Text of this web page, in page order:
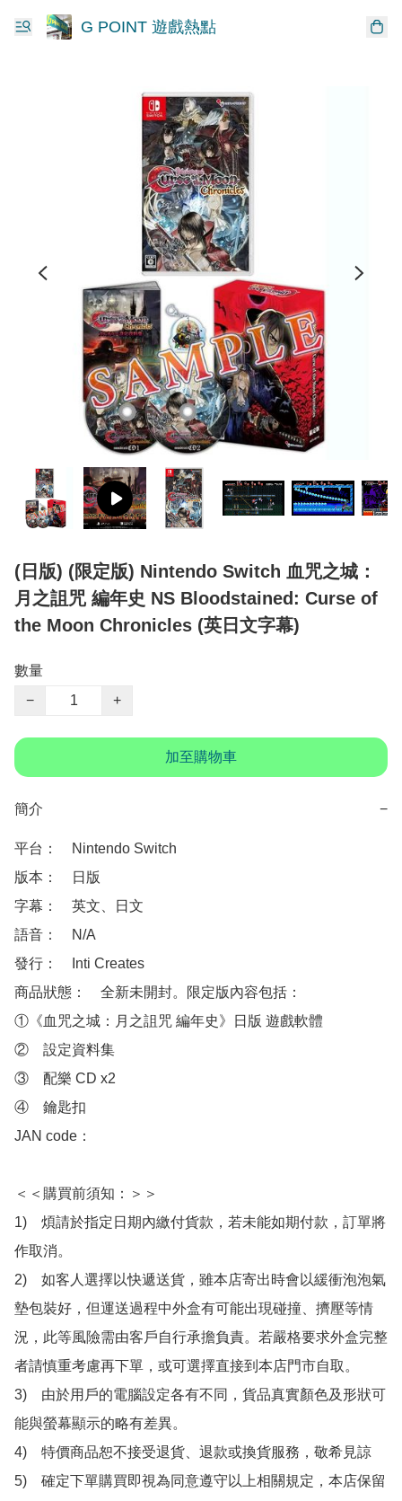
G POINT 遊戲熱點
(日版) (限定版) Nintendo Switch 血咒之城：
月之詛咒 編年史 NS Bloodstained: Curse of
the Moon Chronicles (英日文字幕)
數量
−
+
加至購物車
簡介 −
平台：　Nintendo Switch
版本：　日版
字幕：　英文、日文
語音：　N/A
發行：　Inti Creates
商品狀態：　全新未開封。限定版內容包括：
①《血咒之城：月之詛咒 編年史》日版 遊戲軟體
②　設定資料集
③　配樂 CD x2
④　鑰匙扣
JAN code：
＜＜購買前須知：＞＞
1)　煩請於指定日期內繳付貨款，若未能如期付款，訂單將
作取消。
2)　如客人選擇以快遞送貨，雖本店寄出時會以緩衝泡泡氣
墊包裝好，但運送過程中外盒有可能出現碰撞、擠壓等情
況，此等風險需由客戶自行承擔負責。若嚴格要求外盒完整
者請慎重考慮再下單，或可選擇直接到本店門市自取。
3)　由於用戶的電腦設定各有不同，貨品真實顏色及形狀可
能與螢幕顯示的略有差異。
4)　特價商品恕不接受退貨、退款或換貨服務，敬希見諒
5)　確定下單購買即視為同意遵守以上相關規定，本店保留